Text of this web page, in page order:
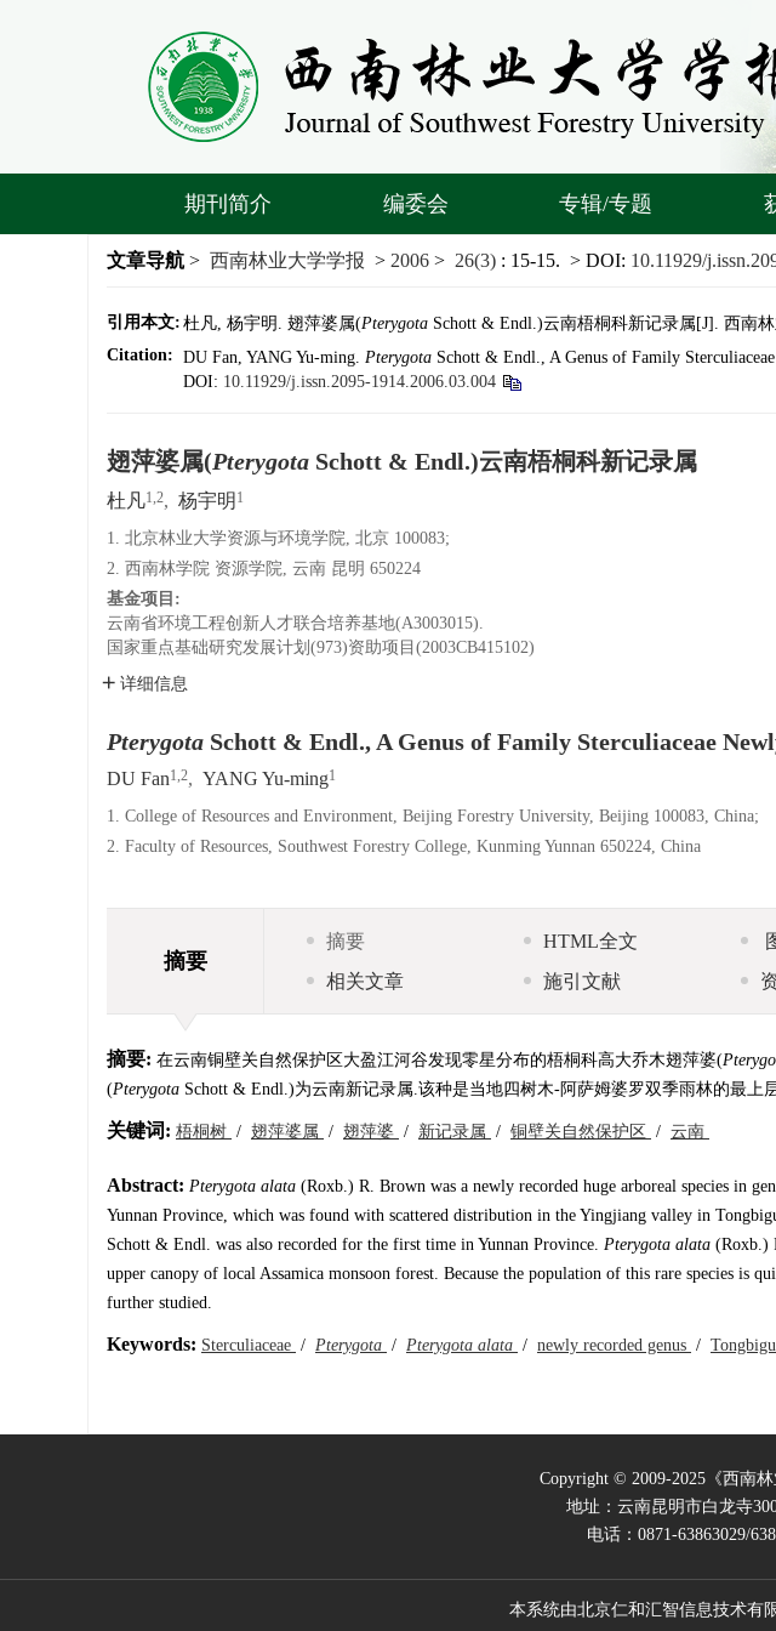
期刊简介 编委会 专辑/专题
文章导航 > 西南林业大学学报 > 2006 > 26(3) : 15-15. > DOI: 10.11929/
引用本文: 杜凡, 杨宇明. 翅萍婆属(Pterygota Schott & Endl.)云南梧桐科新记录属[J]. 西南
Citation: DU Fan, YANG Yu-ming. Pterygota Schott & Endl., A Genus of Family
DOI: 10.11929/j.issn.2095-1914.2006.03.004
翅萍婆属(Pterygota Schott & Endl.)云南梧桐科新记录属
杜凡1,2, 杨宇明 1
1. 北京林业大学资源与环境学院, 北京 100083;
2. 西南林学院 资源学院, 云南 昆明 650224
基金项目:
云南省环境工程创新人才联合培养基地(A3003015).
国家重点基础研究发展计划(973)资助项目(2003CB415102)
详细信息
Pterygota Schott & Endl., A Genus of Family Sterculiaceae
DU Fan1,2, YANG Yu-ming1
1. College of Resources and Environment, Beijing Forestry University, Beijing 100083, China;
2. Faculty of Resources, Southwest Forestry College, Kunming Yunnan 650224, China
摘要
摘要 HTML全文
相关文章
施引文献
摘要: 在云南铜壁关自然保护区大盈江河谷发现零星分布的梧桐科高大乔木翅萍婆(
(Pterygota Schott & Endl.)为云南新记录属.该种是当地四树木-阿萨姆婆罗双季雨林的最
关键词: 梧桐树 / 翅萍婆属 / 翅萍婆 / 新记录属 / 铜壁关自然保护区 / 云南
Abstract: Pterygota alata (Roxb.) R. Brown was a newly recorded huge arboreal species in
Yunnan Province, which was found with scattered distribution in the Yingjiang valley in
Schott & Endl. was also recorded for the first time in Yunnan Province. Pterygota alata (Roxb.)
upper canopy of local Assamica monsoon forest. Because the population of this rare species is
further studied.
Keywords: Sterculiaceae / Pterygota / Pterygota alata / newly recorded genus /
Copyright © 2009-2025《西南
地址：云南昆明市白龙寺
电话：0871-63863029/
本系统由北京仁和汇智信息技术有